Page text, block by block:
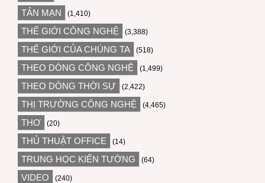
TẢN MẠN (1,410)
THẾ GIỚI CÔNG NGHỆ (3,388)
THẾ GIỚI CỦA CHÚNG TA (518)
THEO DÒNG CÔNG NGHỆ (1,499)
THEO DÒNG THỜI SỰ (2,422)
THỊ TRƯỜNG CÔNG NGHỆ (4,465)
THƠ (20)
THỦ THUẬT OFFICE (14)
TRUNG HỌC KIẾN TƯỜNG (64)
VIDEO (240)